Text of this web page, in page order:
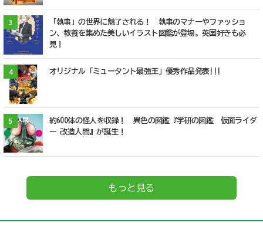
3
「執事」の世界に魅了される！ 執事のマナーやファッショ
ン、教養を集めた美しいイラスト図鑑が登場。英国好きも必
見！
4 オリジナル「ミュータント最強王」優秀作品発表!!!
5
約600体の怪人を収録！ 異色の図鑑『学研の図鑑 仮面ライダ
ー 改造人間』が誕生！
もっと見る